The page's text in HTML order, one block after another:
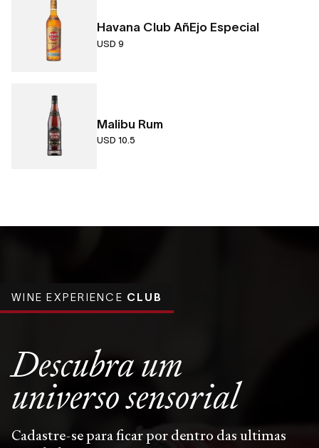
Havana Club AñEjo Especial
USD 9
Malibu Rum
USD 10.5
WINE EXPERIENCE CLUB
Descubra um
universosensorial
Cadastre-se para ficar por dentro das ultimas